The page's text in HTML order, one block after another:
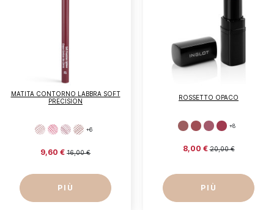
MATITA CONTORNO LABBRA SOFT
PRECISION
+6
9,60 € 16,00 €
PIÙ
ROSSETTO OPACO
+8
8,00 €20,00 €
PIÙ